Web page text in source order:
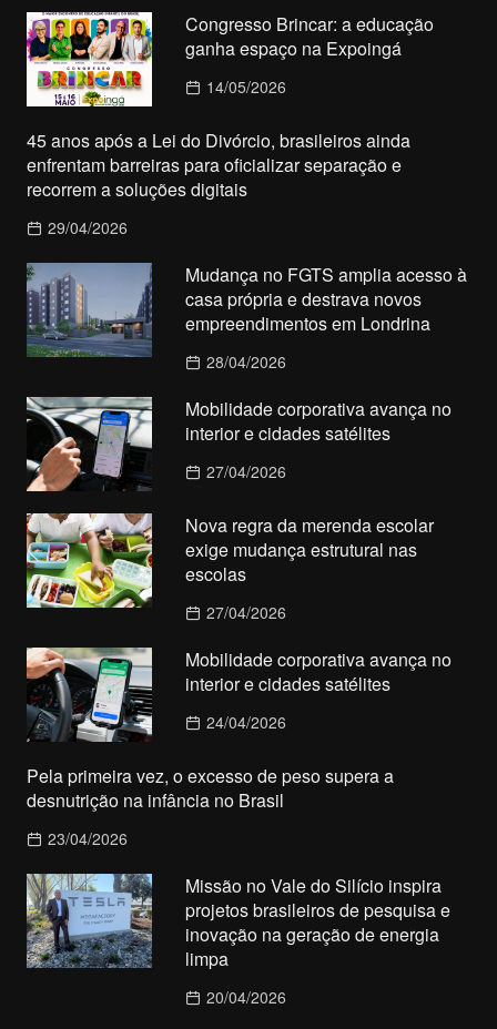
Congresso Brincar: a educação
ganha espaço na Expoingá
14/05/2026
45 anos após a Lei do Divórcio, brasileiros ainda
enfrentam barreiras para oficializar separação e
recorrem a soluções digitais
29/04/2026
Mudança no FGTS amplia acesso à
casa própria e destrava novos
empreendimentos em Londrina
28/04/2026
Mobilidade corporativa avança no
interior e cidades satélites
27/04/2026
Nova regra da merenda escolar
exige mudança estrutural nas
escolas
27/04/2026
Mobilidade corporativa avança no
interior e cidades satélites
24/04/2026
Pela primeira vez, o excesso de peso supera a
desnutrição na infância no Brasil
23/04/2026
Missão no Vale do Silício inspira
projetos brasileiros de pesquisa e
inovação na geração de energia
limpa
20/04/2026